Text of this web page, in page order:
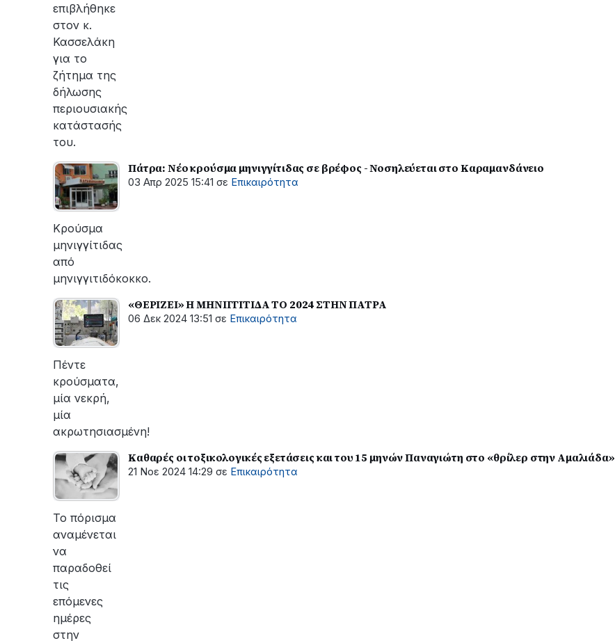
επιβλήθηκε
στον κ.
Κασσελάκη
για το
ζήτημα της
δήλωσης
περιουσιακής
κατάστασής
του.
Πάτρα: Νέο κρούσμα μηνιγγίτιδας σε βρέφος - Νοσηλεύεται στο Καραμανδάνειο
03 Απρ 2025 15:41 σε Επικαιρότητα
Κρούσμα
μηνιγγίτιδας
από
μηνιγγιτιδόκοκκο.
«ΘΕΡΙΖΕΙ» Η ΜΗΝΙΓΓΙΤΙΔΑ ΤΟ 2024 ΣΤΗΝ ΠΑΤΡΑ
06 Δεκ 2024 13:51 σε Επικαιρότητα
Πέντε
κρούσματα,
μία νεκρή,
μία
ακρωτησιασμένη!
Καθαρές οι τοξικολογικές εξετάσεις και του 15 μηνών Παναγιώτη στο «θρίλερ στην Αμαλιάδα»
21 Νοε 2024 14:29 σε Επικαιρότητα
Το πόρισμα
αναμένεται
να
παραδοθεί
τις
επόμενες
ημέρες
στην